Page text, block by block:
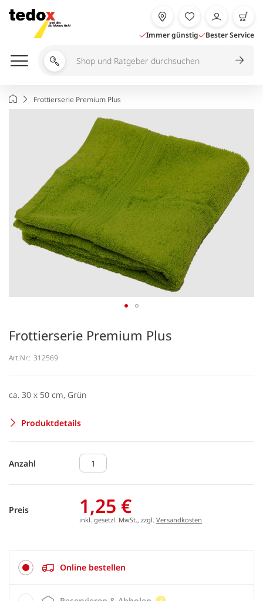
Inhalt
springen
Immer günstig Bester Service
Shop
durchsuchen
StartseiteFrottierserie Premium Plus
Frottierserie Premium Plus
Art.Nr.: 312569
ca. 30 x 50 cm, Grün
Produktdetails
Anzahl
Preis 1,25 €
inkl. gesetzl. MwSt., zzgl. Versandkosten
Online bestellen